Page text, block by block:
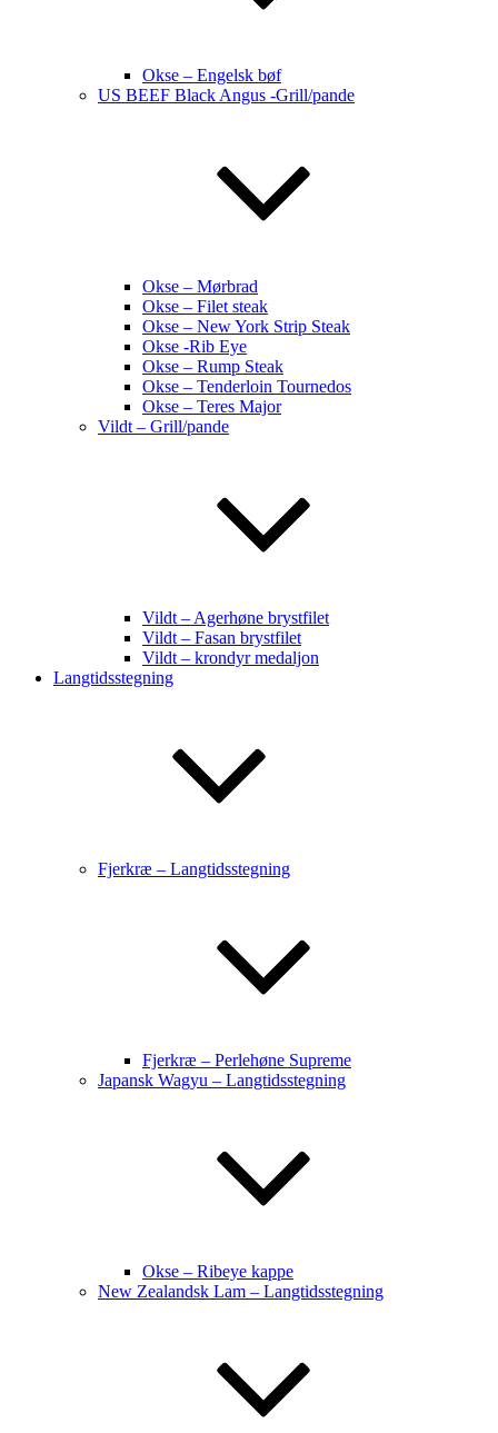
Okse – Engelsk bøf
US BEEF Black Angus -Grill/pande
Okse – Mørbrad
Okse – Filet steak
Okse – New York Strip Steak
Okse -Rib Eye
Okse – Rump Steak
Okse – Tenderloin Tournedos
Okse – Teres Major
Vildt – Grill/pande
Vildt – Agerhøne brystfilet
Vildt – Fasan brystfilet
Vildt – krondyr medaljon
Langtidsstegning
Fjerkræ – Langtidsstegning
Fjerkræ – Perlehøne Supreme
Japansk Wagyu – Langtidsstegning
Okse – Ribeye kappe
New Zealandsk Lam – Langtidsstegning